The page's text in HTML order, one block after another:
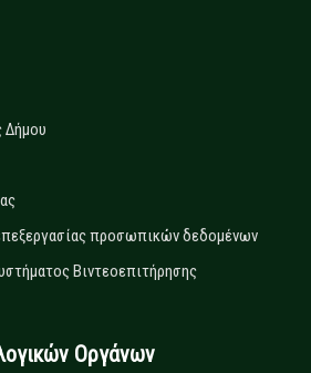
Δήμου
προσωπικών δεδομένων
Βιντεοεπιτήρησης
Οργάνων